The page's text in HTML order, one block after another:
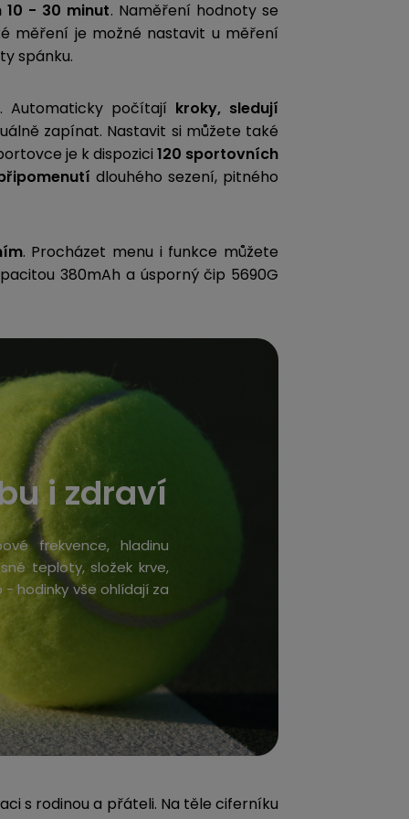
- 30 minut. Naměření hodnoty se
měření je možné nastavit u měření
spánku.
Automaticky počítají kroky, sledují
zapínat. Nastavit si můžete také
je k dispozici 120 sportovních
dlouhého sezení, pitného
. Procházet menu i funkce můžete
380mAh a úsporný čip 5690G
i zdraví
frekvence, hladinu
teploty, složek krve,
hodinky vše ohlídají za
s rodinou a přáteli. Na těle ciferníku